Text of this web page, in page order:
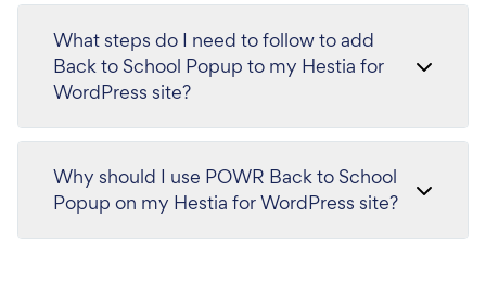
What steps do I need to follow to add
Back to School Popup to my Hestia for
WordPress site?
Why should I use POWR Back to School
Popup on my Hestia for WordPress site?